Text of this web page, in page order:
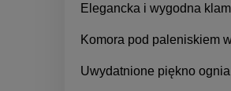
Elegancka i wygodna
Komora pod paleniskiem
Uwydatnione piękno